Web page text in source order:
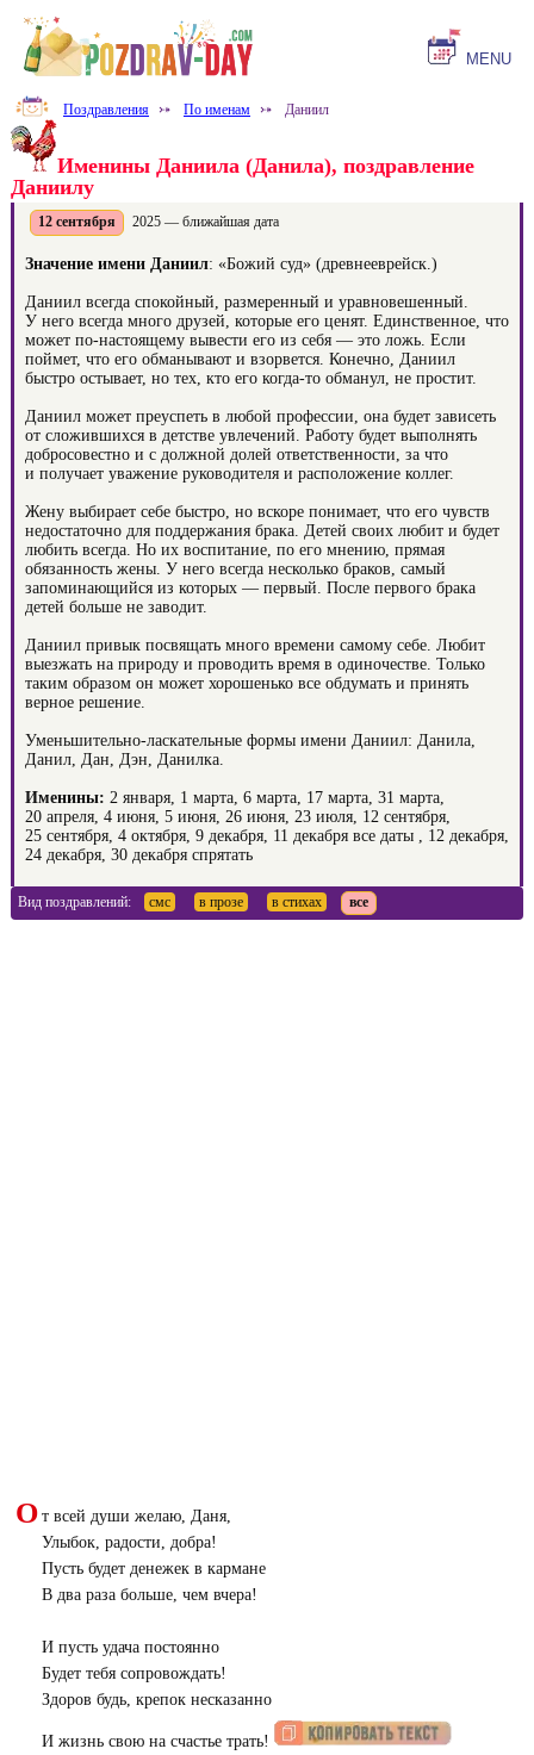
MENU
Поздравления ⤐ По именам ⤐ Даниил
Именины Даниила (Данила), поздравление
Даниилу
12 сентября 2025 — ближайшая дата
Значение имени Даниил: «Божий суд» (древнееврейск.)
Даниил всегда спокойный, размеренный и уравновешенный.
У него всегда много друзей, которые его ценят. Единственное, что
может по-настоящему вывести его из себя — это ложь. Если
поймет, что его обманывают и взорвется. Конечно, Даниил
быстро остывает, но тех, кто его когда-то обманул, не простит.
Даниил может преуспеть в любой профессии, она будет зависеть
от сложившихся в детстве увлечений. Работу будет выполнять
добросовестно и с должной долей ответственности, за что
и получает уважение руководителя и расположение коллег.
Жену выбирает себе быстро, но вскоре понимает, что его чувств
недостаточно для поддержания брака. Детей своих любит и будет
любить всегда. Но их воспитание, по его мнению, прямая
обязанность жены. У него всегда несколько браков, самый
запоминающийся из которых — первый. После первого брака
детей больше не заводит.
Даниил привык посвящать много времени самому себе. Любит
выезжать на природу и проводить время в одиночестве. Только
таким образом он может хорошенько все обдумать и принять
верное решение.
Уменьшительно-ласкательные формы имени Даниил: Данила,
Данил, Дан, Дэн, Данилка.
Именины: 2 января, 1 марта, 6 марта, 17 марта, 31 марта,
20 апреля, 4 июня, 5 июня, 26 июня, 23 июля, 12 сентября,
25 сентября, 4 октября, 9 декабря, 11 декабря все даты , 12 декабря,
24 декабря, 30 декабря спрятать
Вид поздравлений: смс в прозе в стихах все
О т всей души желаю, Даня,
Улыбок, радости, добра!
Пусть будет денежек в кармане
В два раза больше, чем вчера!
И пусть удача постоянно
Будет тебя сопровождать!
Здоров будь, крепок несказанно
И жизнь свою на счастье трать!